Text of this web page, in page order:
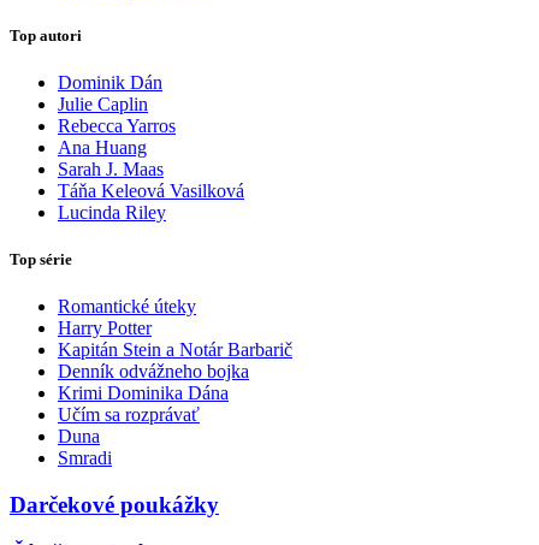
Top autori
Dominik Dán
Julie Caplin
Rebecca Yarros
Ana Huang
Sarah J. Maas
Táňa Keleová Vasilková
Lucinda Riley
Top série
Romantické úteky
Harry Potter
Kapitán Stein a Notár Barbarič
Denník odvážneho bojka
Krimi Dominika Dána
Učím sa rozprávať
Duna
Smradi
Darčekové poukážky